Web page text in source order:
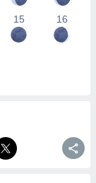
15 16